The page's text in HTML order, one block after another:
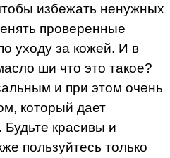
избежать ненужных
проверенные
уходу за кожей. И в
ши что это такое?
и при этом очень
который дает
красивы и
пользуйтесь только